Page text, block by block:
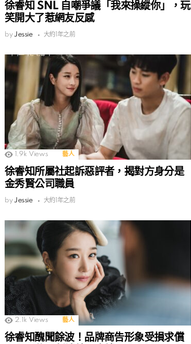
徐睿知 SNL 自嘲爭議「我來操縱你」，玩
笑開大了惹網友反感
by Jessie 大約1年之前
1.9k Views 藝人
徐睿知所屬社起訴惡評者，揭對方身分是
金秀賢公司職員
by Jessie 大約1年之前
2.1k Views 藝人
徐睿知醜聞餘波！品牌商告形象受損求償